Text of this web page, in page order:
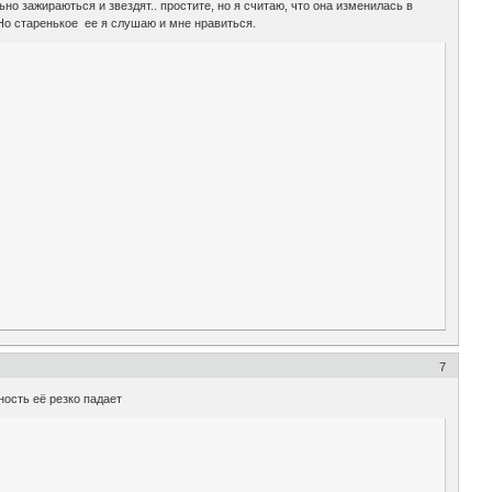
зажираються и звездят.. простите, но я считаю, что она изменилась в
старенькое ее я слушаю и мне нравиться.
7
её резко падает